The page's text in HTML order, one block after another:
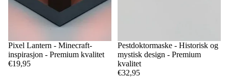
Pixel Lantern - Minecraft-
inspirasjon - Premium kvalitet
€19,95
Pestdoktormaske - Historisk og
mystisk design - Premium
kvalitet
€32,95